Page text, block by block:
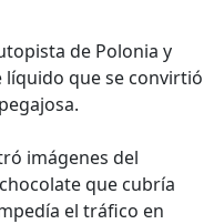
de Polonia y
que se convirtió
imágenes del
que cubría
el tráfico en